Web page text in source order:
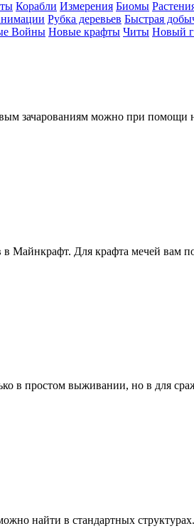
Корабли Измерения Биомы
Рубка деревьев Быстрая
Войны Новые крафты Читы Новый
зачарованиям можно при помощи
Майнкрафт. Для крафта мечей вам
в простом выживании, но в для
найти в стандартных